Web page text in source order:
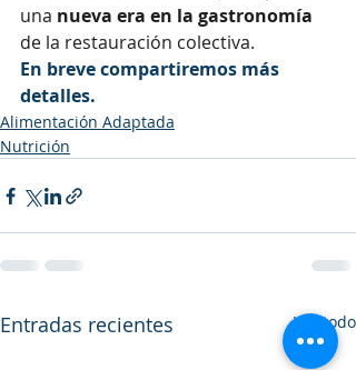
una nueva era en la gastronomía
de la restauración colectiva.
En breve compartiremos más
detalles.
Alimentación Adaptada
Nutrición
Entradas recientes Ver todo